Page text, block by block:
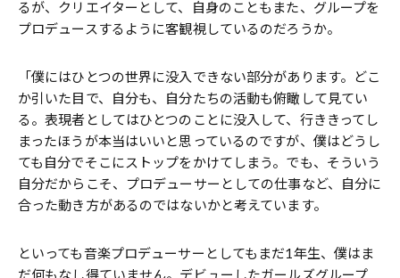
るが、クリエイターとして、自身のこともまた、グループを
プロデュースするように客観視しているのだろうか。
「僕にはひとつの世界に没入できない部分があります。どこ
か引いた目で、自分も、自分たちの活動も俯瞰して見てい
る。表現者としてはひとつのことに没入して、行ききってし
まったほうが本当はいいと思っているのですが、僕はどうし
ても自分でそこにストップをかけてしまう。でも、そういう
自分だからこそ、プロデューサーとしての仕事など、自分に
合った動き方があるのではないかと考えています。
といっても音楽プロデューサーとしてもまだ1年生、僕はま
だ何もなし得ていません。デビューしたガールズグループ